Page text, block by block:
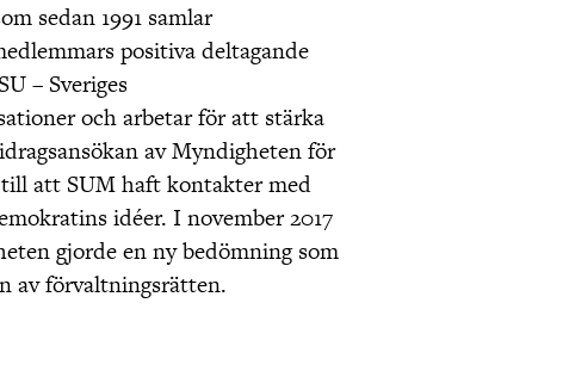
sedan 1991 samlar
positiva deltagande
– Sveriges
och arbetar för att stärka
av Myndigheten för
att SUM haft kontakter med
idéer. I november 2017
gjorde en ny bedömning som
av förvaltningsrätten.